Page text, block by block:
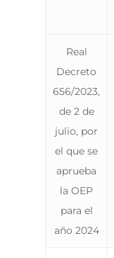
Real
Decreto
656/2023,
de 2 de
julio, por
el que se
aprueba
la OEP
para el
año 2024